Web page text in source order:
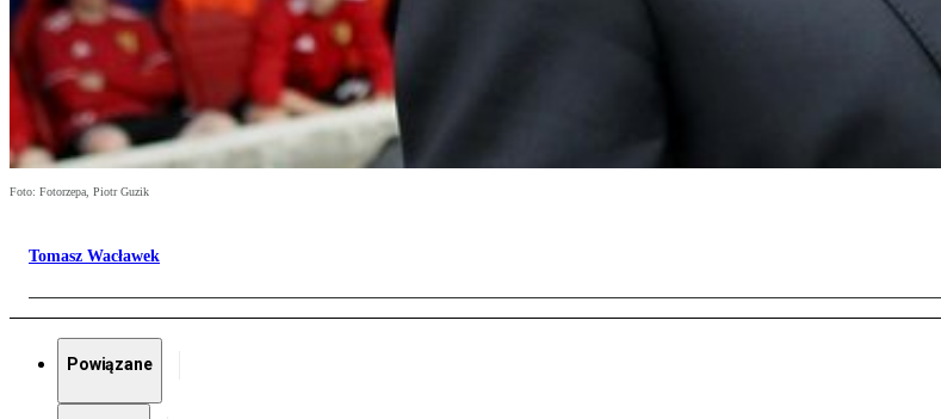
Foto: Fotorzepa, Piotr Guzik
Tomasz Wacławek
Powiązane